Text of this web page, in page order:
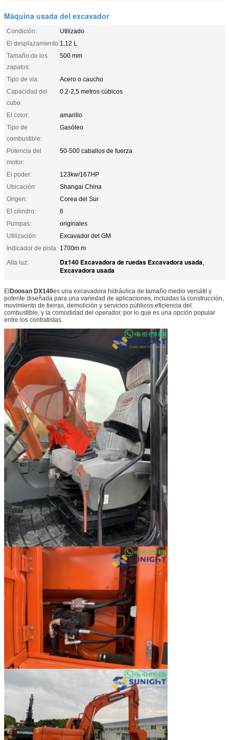
Máquina usada del excavador
Condición:
Utilizado
El desplazamiento:1,12 L
Tamaño de los
zapatos:
500 mm
Tipo de vía:
Acero o caucho
Capacidad del
cubo:
0.2-2,5 metros cúbicos
El color:
amarillo
Tipo de
combustible:
Gasóleo
Potencia del
motor:
50-500 caballos de fuerza
El poder:
123kw/167HP
Ubicación:
Shangai China
Origen:
Corea del Sur
El cilindro:
6
Pumpas:
originales
Utilización:
Excavador del GM
Indicador de pista: 1700m m
Alta luz:
Dx140 Excavadora de ruedas Excavadora usada,
Excavadora usada
ElDoosan DX140es una excavadora hidráulica de tamaño medio versátil y
potente diseñada para una variedad de aplicaciones, incluidas la construcción,
movimiento de tierras, demolición y servicios públicos.eficiencia del
combustible, y la comodidad del operador, por lo que es una opción popular
entre los contratistas.